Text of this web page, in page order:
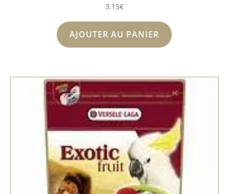
3.15€
AJOUTER AU PANIER